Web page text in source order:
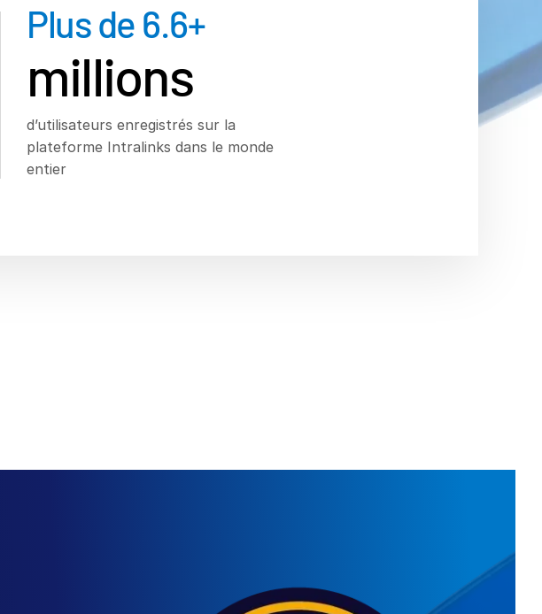
Plus de 6.6+
millions
d’utilisateurs enregistrés sur la
plateforme Intralinks dans le monde
entier